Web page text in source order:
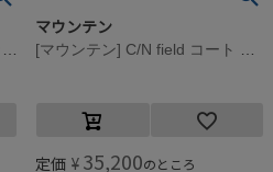
[デニムアンドダンガリー] モッズ リメイク JK 9KHカーキ
マウンテン
[マウンテン] C/N field コート カーキ
定価 ¥ 35,200のところ